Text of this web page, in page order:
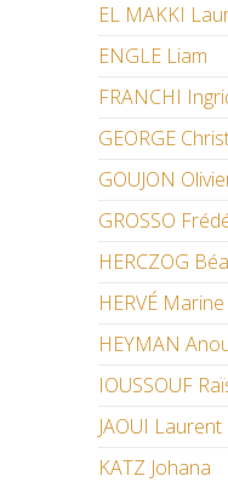
EL MAKKI
ENGLE Liam
FRANCHI
GEORGE
GOUJON
GROSSO
HERCZOG
HERVÉ Marine
HEYMAN
IOUSSOUF
JAOUI Laurent
KATZ Johana